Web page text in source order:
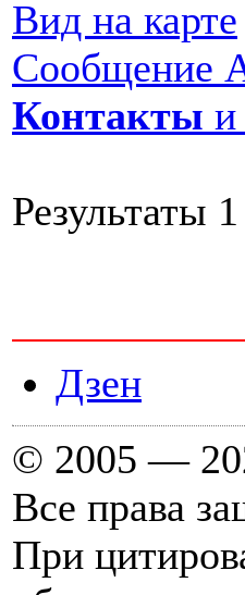
Вид на карте
Сообщение
Контакты и
Результаты
Дзен
© 2005 —
Все права
При